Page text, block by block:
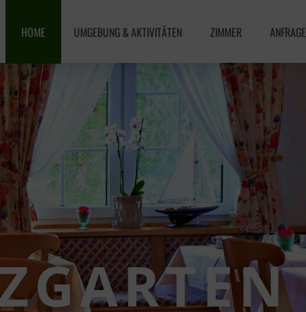
HOME UMGEBUNG & AKTIVITÄTEN ZIMMER ANFRAGE